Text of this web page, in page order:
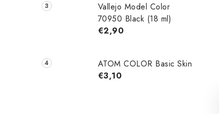
Vallejo Model Color
70950 Black (18 ml)
€2,90
ATOM COLOR Basic Skin
€3,10